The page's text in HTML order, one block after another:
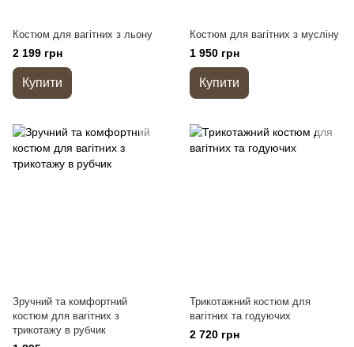
Костюм для вагітних з льону
2 199 грн
Купити
Костюм для вагітних з мусліну
1 950 грн
Купити
Зручний та комфортний
костюм для вагітних з
трикотажу в рубчик
Трикотажний костюм для
вагітних та годуючих
2 720 грн